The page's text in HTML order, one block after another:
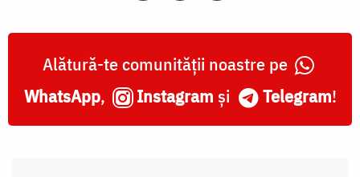
Alătură-te comunității noastre pe
WhatsApp, Instagram și Telegram!